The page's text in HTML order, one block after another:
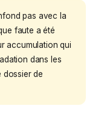
pas avec la
faute a été
accumulation qui
dans les
dossier de